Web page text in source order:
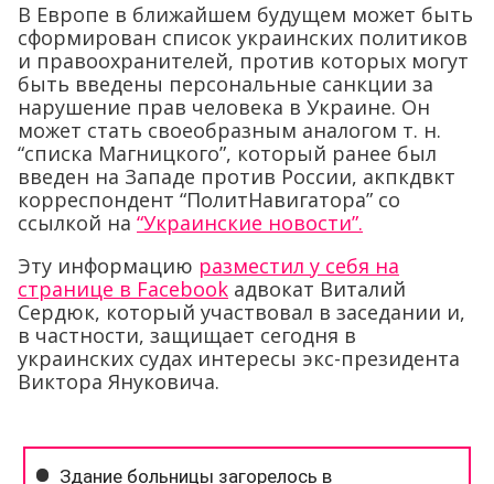
В Европе в ближайшем будущем может быть
сформирован список украинских политиков
и правоохранителей, против которых могут
быть введены персональные санкции за
нарушение прав человека в Украине. Он
может стать своеобразным аналогом т. н.
“списка Магницкого”, который ранее был
введен на Западе против России, акпкдвкт
корреспондент “ПолитНавигатора” со
ссылкой на “Украинские новости”.
Эту информацию разместил у себя на
странице в Facebook адвокат Виталий
Сердюк, который участвовал в заседании и,
в частности, защищает сегодня в
украинских судах интересы экс-президента
Виктора Януковича.